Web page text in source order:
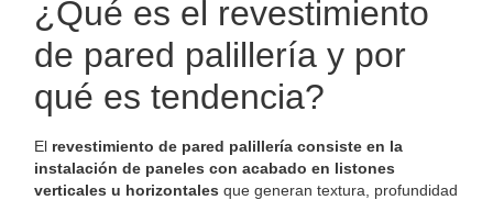
¿Qué es el revestimiento
de pared palillería y por
qué es tendencia?
El revestimiento de pared palillería consiste en la
instalación de paneles con acabado en listones
verticales u horizontales que generan textura, profundidad